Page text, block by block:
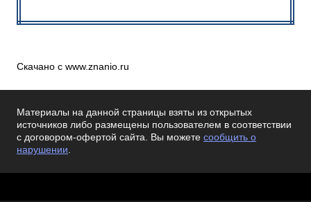
Скачано с www.znanio.ru
Материалы на данной страницы взяты из открытых
источников либо размещены пользователем в соответствии
с договором-офертой сайта. Вы можете сообщить о
нарушении.